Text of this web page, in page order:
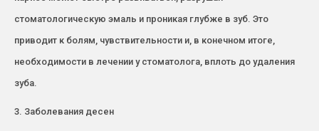
стоматологическую эмаль и проникая глубже в зуб. Это
приводит к болям, чувствительности и, в конечном итоге,
необходимости в лечении у стоматолога, вплоть до удаления
зуба.
3. Заболевания десен